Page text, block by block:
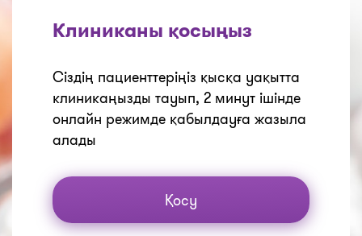
Клиниканы қосыңыз
Сіздің пациенттеріңіз қысқа уақытта
клиникаңызды тауып, 2 минут ішінде
онлайн режимде қабылдауға жазыла
алады
Қосу